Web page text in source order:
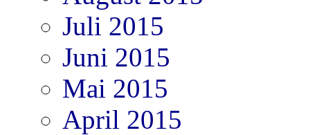
Juli 2015
Juni 2015
Mai 2015
April 2015